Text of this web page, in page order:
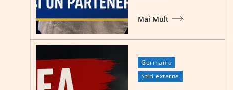
Mai Mult
Germania
Știri externe